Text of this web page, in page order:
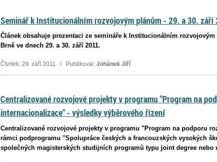
Seminář k Institucionálním rozvojovým plánům - 29. a 30. září
Článek obsahuje prezentaci ze semináře k Institucionálním
Brně ve dnech 29. a 30. září 2011.
Čtvrtek, 29. září 2011 / Publikoval: Johánek Jiří
Centralizované rozvojové projekty v programu "Program na
internacionalizace" - výsledky výběrového řízení
Centralizované rozvojové projekty v programu "Program na podporu
rámci podprogramu "Spolupráce českých a francouzských vysokých
společných magisterských studijních programů typu joint degree nebo